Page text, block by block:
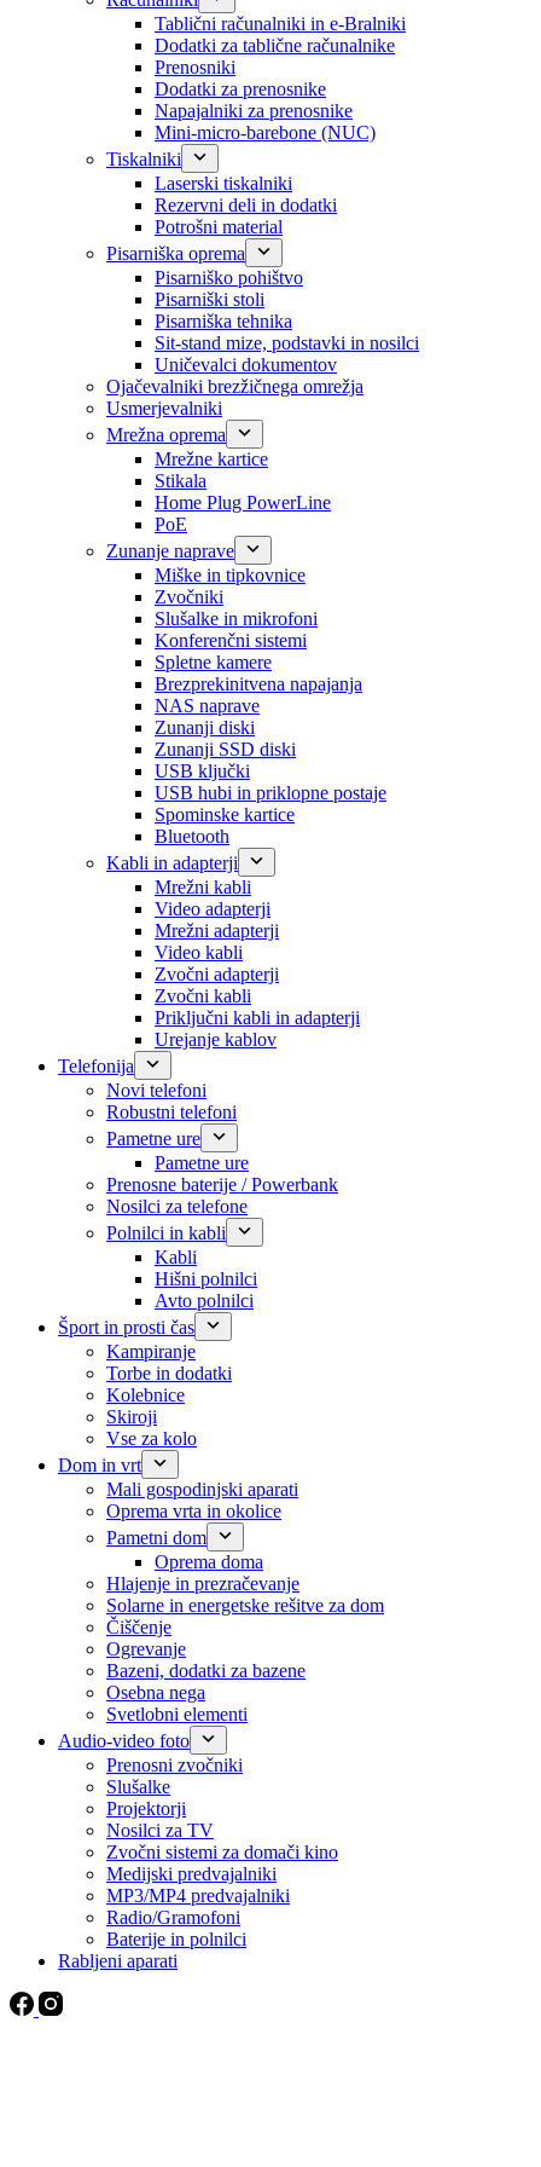
Tablični računalniki in e-Bralniki
Dodatki za tablične računalnike
Prenosniki
Dodatki za prenosnike
Napajalniki za prenosnike
Mini-micro-barebone (NUC)
Tiskalniki
Laserski tiskalniki
Rezervni deli in dodatki
Potrošni material
Pisarniška oprema
Pisarniško pohištvo
Pisarniški stoli
Pisarniška tehnika
Sit-stand mize, podstavki in nosilci
Uničevalci dokumentov
Ojačevalniki brezžičnega omrežja
Usmerjevalniki
Mrežna oprema
Mrežne kartice
Stikala
Home Plug PowerLine
PoE
Zunanje naprave
Miške in tipkovnice
Zvočniki
Slušalke in mikrofoni
Konferenčni sistemi
Spletne kamere
Brezprekinitvena napajanja
NAS naprave
Zunanji diski
Zunanji SSD diski
USB ključki
USB hubi in priklopne postaje
Spominske kartice
Bluetooth
Kabli in adapterji
Mrežni kabli
Video adapterji
Mrežni adapterji
Video kabli
Zvočni adapterji
Zvočni kabli
Priključni kabli in adapterji
Urejanje kablov
Telefonija
Novi telefoni
Robustni telefoni
Pametne ure
Pametne ure
Prenosne baterije / Powerbank
Nosilci za telefone
Polnilci in kabli
Kabli
Hišni polnilci
Avto polnilci
Šport in prosti čas
Kampiranje
Torbe in dodatki
Kolebnice
Skiroji
Vse za kolo
Dom in vrt
Mali gospodinjski aparati
Oprema vrta in okolice
Pametni dom
Oprema doma
Hlajenje in prezračevanje
Solarne in energetske rešitve za dom
Čiščenje
Ogrevanje
Bazeni, dodatki za bazene
Osebna nega
Svetlobni elementi
Audio-video foto
Prenosni zvočniki
Slušalke
Projektorji
Nosilci za TV
Zvočni sistemi za domači kino
Medijski predvajalniki
MP3/MP4 predvajalniki
Radio/Gramofoni
Baterije in polnilci
Rabljeni aparati